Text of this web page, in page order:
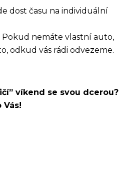
dost času na individuální
nemáte vlastní auto,
odkud vás rádi odvezeme.
víkend se svou dcerou?